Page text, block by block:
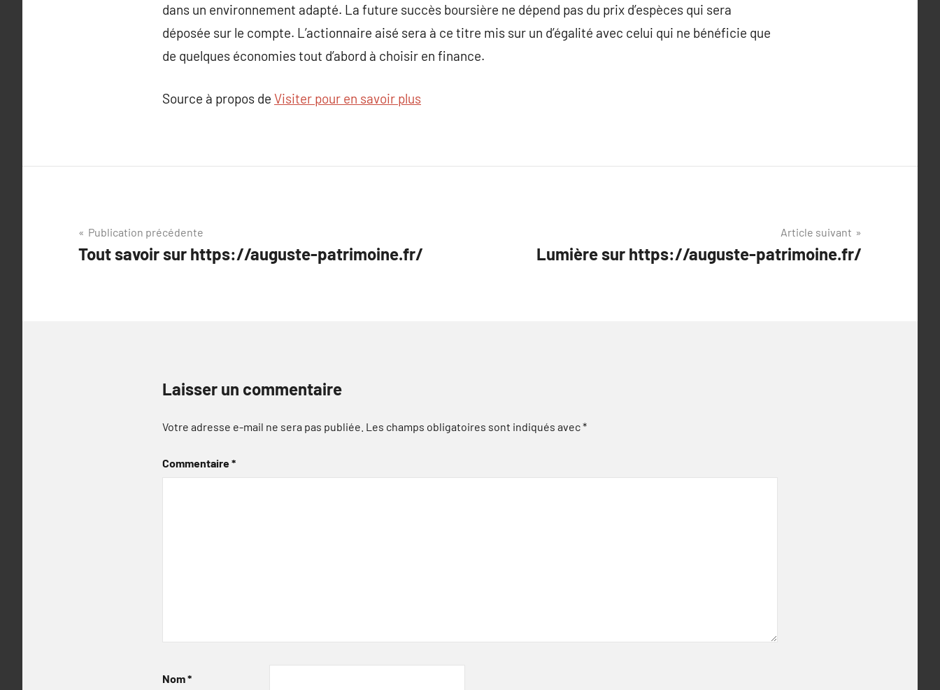
dans un environnement adapté. La future succès boursière ne dépend pas du prix d’espèces qui sera
déposée sur le compte. L’actionnaire aisé sera à ce titre mis sur un d’égalité avec celui qui ne bénéficie que
de quelques économies tout d’abord à choisir en finance.
Source à propos de Visiter pour en savoir plus
Navigation
de
Publication précédente
Tout savoir sur https://auguste-patrimoine.fr/
Article suivant
Lumière sur https://auguste-patrimoine.fr/
Laisser un commentaire
Votre adresse e-mail ne sera pas publiée. Les champs obligatoires sont indiqués avec*
Commentaire*
Nom*